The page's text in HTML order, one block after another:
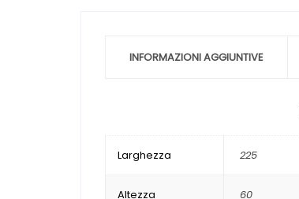
INFORMAZIONI AGGIUNTIVE
Larghezza 225
Altezza 60